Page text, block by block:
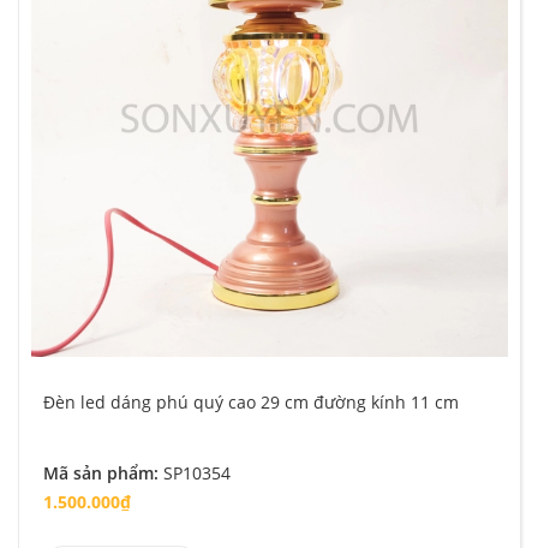
Đèn led dáng phú quý cao 29 cm đường kính 11 cm
Mã sản phẩm: SP10354
1.500.000₫